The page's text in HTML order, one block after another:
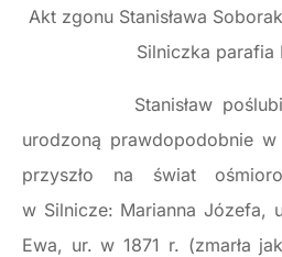
Akt zgonu Stanisława
Silniczka parafia
Stanisław poślubił
urodzoną prawdopodobnie w
przyszło na świat
w Silnicze: Marianna Józefa,
Ewa, ur. w 1871 r. (zmarła